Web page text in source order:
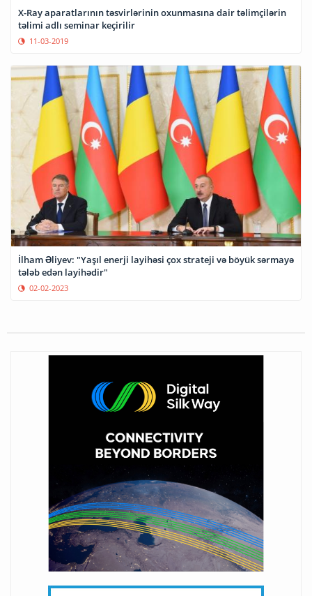
X-Ray aparatlarının təsvirlərinin oxunmasına dair təlimçilərin
təlimi adlı seminar keçirilir
11-03-2019
İlham Əliyev: "Yaşıl enerji layihəsi çox strateji və böyük sərmayə
tələb edən layihədir"
02-02-2023